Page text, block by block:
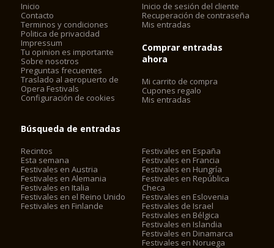
Inicio
Contacto
Terminos y condiciones
Politica de privacidad
Impressum
Tu opinion es importante
Sobre nosotros
Preguntas frecuentes
Traslado al aeropuerto de
Opera Festivals
Configuración de cookies
Inicio de sesión del cliente
Recuperación de contraseña
Mis entradas
Comprar entradas
ahora
Mi carrito de compra
Cupones regalo
Mis entradas
Búsqueda de entradas
Recintos
Esta semana
Festivales en Austria
Festivales en Alemania
Festivales en Italia
Festivales en el Reino Unido
Festivales en Finlande
Festivales en España
Festivales en Francia
Festivales en Hungría
Festivales en República
Checa
Festivales en Eslovenia
Festivales de Israel
Festivales en Bélgica
Festivales en Islandia
Festivales en Dinamarca
Festivales en Noruega